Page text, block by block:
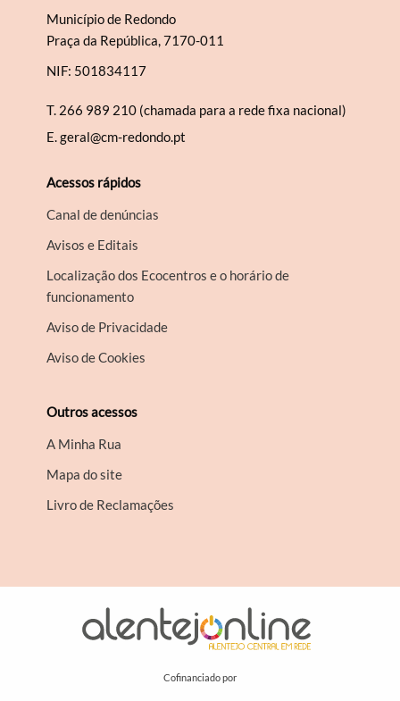
Município de Redondo
Praça da República, 7170-011
NIF: 501834117
T. 266 989 210 (chamada para a rede fixa nacional)
E.geral@cm-redondo.pt
Acessos rápidos
Canal de denúncias
Avisos e Editais
Localização dos Ecocentros e o horário de
funcionamento
Aviso de Privacidade
Aviso de Cookies
Outros acessos
A Minha Rua
Mapa do site
Livro de Reclamações
Cofinanciado por